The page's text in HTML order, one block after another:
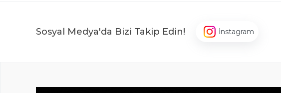
Sosyal Medya'da Bizi Takip Edin! İnstagram